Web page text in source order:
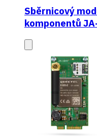
Sběrnicový
komponentů